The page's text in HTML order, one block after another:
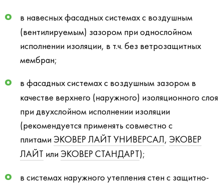
в навесных фасадных системах с воздушным
(вентилируемым) зазором при однослойном
исполнении изоляции, в т.ч. без ветрозащитных
мембран;
в фасадных системах с воздушным зазором в
качестве верхнего (наружного) изоляционного слоя
при двухслойном исполнении изоляции
(рекомендуется применять совместно с
плитами ЭКОВЕР ЛАЙТ УНИВЕРСАЛ, ЭКОВЕР
ЛАЙТ или ЭКОВЕР СТАНДАРТ);
в системах наружного утепления стен с защитно-